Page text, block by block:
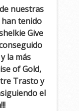
nuestras
tenido
Give
la más
of Gold,
Trasto y
el